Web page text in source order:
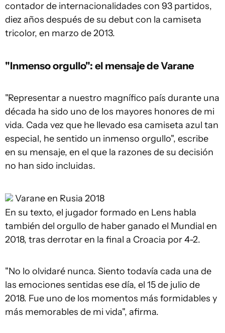
contador de internacionalidades con 93 partidos,
diez años después de su debut con la camiseta
tricolor, en marzo de 2013.
"Inmenso orgullo": el mensaje de Varane
"Representar a nuestro magnífico país durante una
década ha sido uno de los mayores honores de mi
vida. Cada vez que he llevado esa camiseta azul tan
especial, he sentido un inmenso orgullo", escribe
en su mensaje, en el que la razones de su decisión
no han sido incluidas.
Varane en Rusia 2018
En su texto, el jugador formado en Lens habla
también del orgullo de haber ganado el Mundial en
2018, tras derrotar en la final a Croacia por 4-2.
"No lo olvidaré nunca. Siento todavía cada una de
las emociones sentidas ese día, el 15 de julio de
2018. Fue uno de los momentos más formidables y
más memorables de mi vida", afirma.